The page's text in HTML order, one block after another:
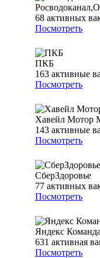
68 активных
Посмотреть
ПКБ
163 активные
Посмотреть
Хавейл Мотор
143 активные
Посмотреть
СберЗдоровье
77 активных
Посмотреть
Яндекс
631 активная
Посмотреть